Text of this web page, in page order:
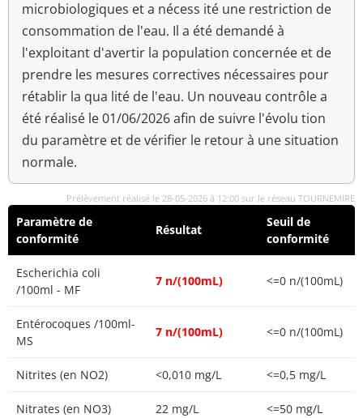
microbiologiques et a nécess ité une restriction de
consommation de l'eau. Il a été demandé à
l'exploitant d'avertir la population concernée et de
prendre les mesures correctives nécessaires pour
rétablir la qua lité de l'eau. Un nouveau contrôle a
été réalisé le 01/06/2026 afin de suivre l'évolu tion
du paramètre et de vérifier le retour à une situation
normale.
Prélèvement réalisé le 28-05-2026 à 12:00 sur le réseau TOURNEMIRE
Paramètre de
conformité
Résultat
Seuil de
conformité
Escherichia coli
/100ml - MF
7 n/(100mL) <=0 n/(100mL)
Entérocoques /100ml-
MS
7 n/(100mL) <=0 n/(100mL)
Nitrites (en NO2) <0,010 mg/L <=0,5 mg/L
Nitrates (en NO3) 22 mg/L <=50 mg/L